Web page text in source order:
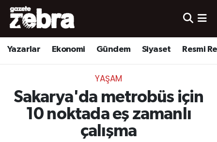
Yazarlar Ekonomi Gündem Siyaset Resmi
YAŞAM
Sakarya'da metrobüs için
10 noktada eş zamanlı
çalışma
Yazarlar
Ekonomi
Yerel
Nöbetçi Eczaneler
Hava Durumu
Süper Lig Puan Durumu ve Fikstür
Tüm Manşetler